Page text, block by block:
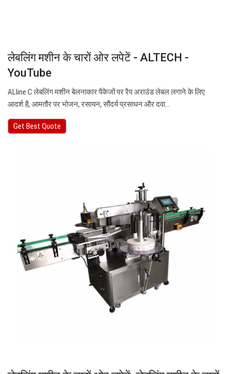
लेबलिंग मशीन के चारों ओर लपेटें - ALTECH -
YouTube
ALline C लेबलिंग मशीन बेलनाकार पैकेजों पर रैप अराउंड लेबल लगाने के लिए
आदर्श है, आमतौर पर भोजन, रसायन, सौंदर्य प्रसाधन और दवा…
Get Best Quote